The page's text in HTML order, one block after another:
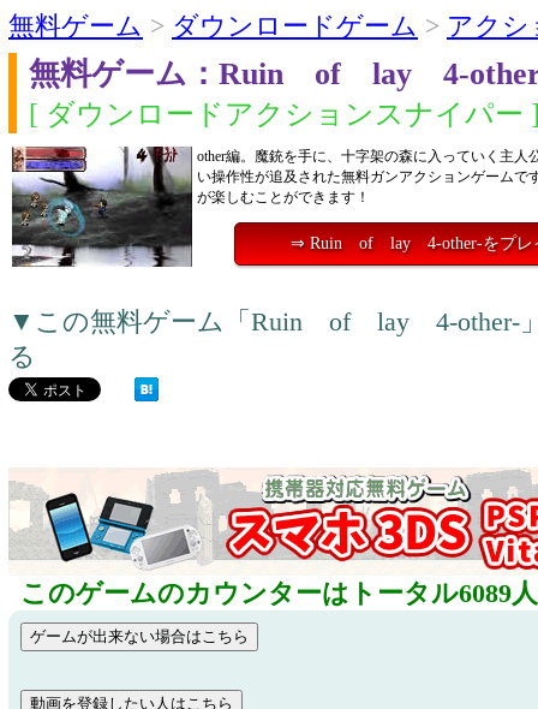
無料ゲーム > ダウンロードゲーム > アクシ
無料ゲーム：Ruin of lay 4-
[ ダウンロードアクションスナイパー
other編。魔銃を手に、十字架の森に入っていく主人
い操作性が追及された無料ガンアクションゲームで
が楽しむことができます！
⇒ Ruin of lay 4-other-をプレ
▼この無料ゲーム「Ruin of lay 4-other-
る
このゲームのカウンターはトータル6089